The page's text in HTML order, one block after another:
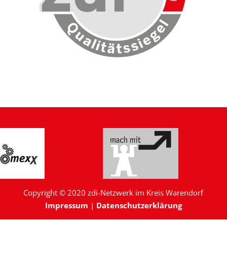
Copyright © 2020 zdi-Netzwerk im Kreis Warendorf
Impressum | Datenschutzerklärung